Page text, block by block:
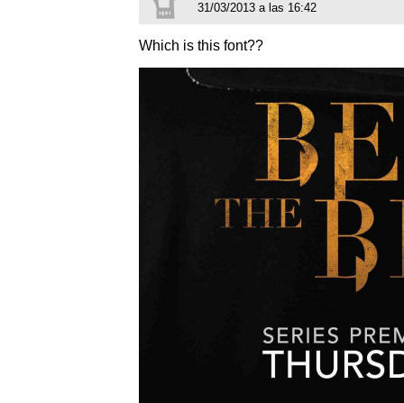
31/03/2013 a las 16:42
Which is this font??